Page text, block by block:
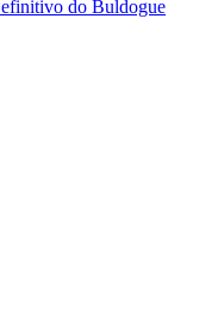
do Buldogue